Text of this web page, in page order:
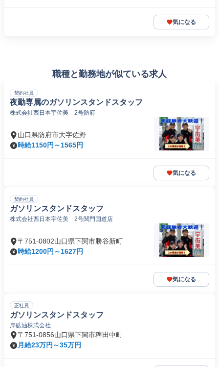
気になる
職種と勤務地が似ている求人
契約社員
夜勤専属のガソリンスタンドスタッフ
株式会社西日本宇佐美 2号防府
山口県防府市大字佐野
時給1150円～1565円
気になる
契約社員
ガソリンスタンドスタッフ
株式会社西日本宇佐美 2号関門国道店
〒751-0802山口県下関市勝谷新町
時給1200円～1627円
気になる
正社員
ガソリンスタンドスタッフ
岸砿油株式会社
〒751-0856山口県下関市稗田中町
月給23万円～35万円